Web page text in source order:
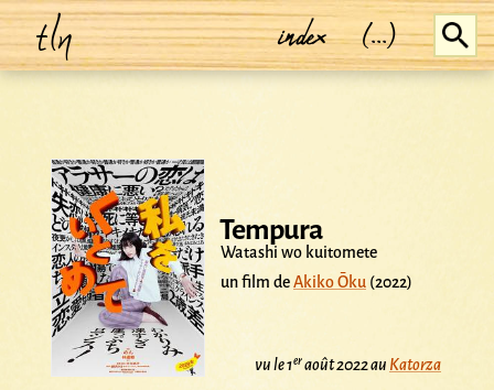
tln index (...)
Tempura
Watashi wo kuitomete
un film deAkiko Ōku (2022)
vu le 1eraoût 2022 au Katorza